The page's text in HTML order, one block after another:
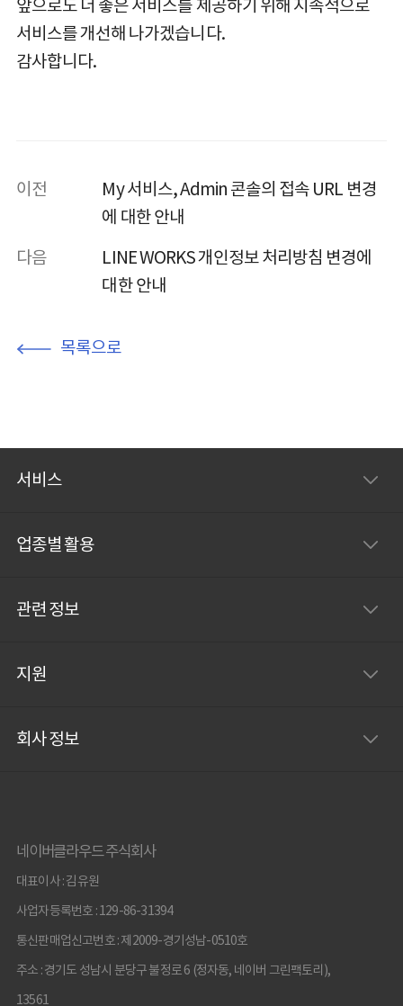
앞으로도 더 좋은 서비스를 제공하기 위해 지속적으로
서비스를 개선해 나가겠습니다.
감사합니다.
이전
My 서비스, Admin 콘솔의 접속 URL 변경
에 대한 안내
다음
LINE WORKS 개인정보 처리방침 변경에
대한 안내
목록으로
서비스
업종별 활용
관련 정보
지원
회사 정보
네이버클라우드 주식회사
대표이사 : 김유원
사업자등록번호 : 129-86-31394
통신판매업신고번호 : 제2009-경기성남-0510호
주소 : 경기도 성남시 분당구 불정로 6 (정자동, 네이버 그린팩토리),
13561